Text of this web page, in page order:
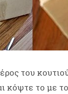
του
κόψτε το με